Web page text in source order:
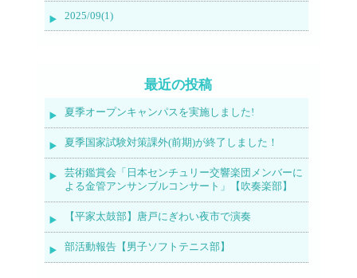
2025/09(1)
最近の投稿
夏季オープンキャンパスを実施しました!
夏季国家試験対策課外(前期)が終了しました！
芸術鑑賞会「日本センチュリー交響楽団メンバーに
よる金管アンサンブルコンサート」【吹奏楽部】
【平家太鼓部】唐戸にぎわい夜市で演奏
部活動報告【男子ソフトテニス部】